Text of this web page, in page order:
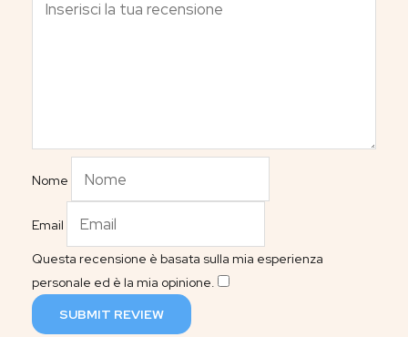
Nome
Email
Questa recensione è basata sulla mia esperienza
personale ed è la mia opinione.
SUBMIT REVIEW